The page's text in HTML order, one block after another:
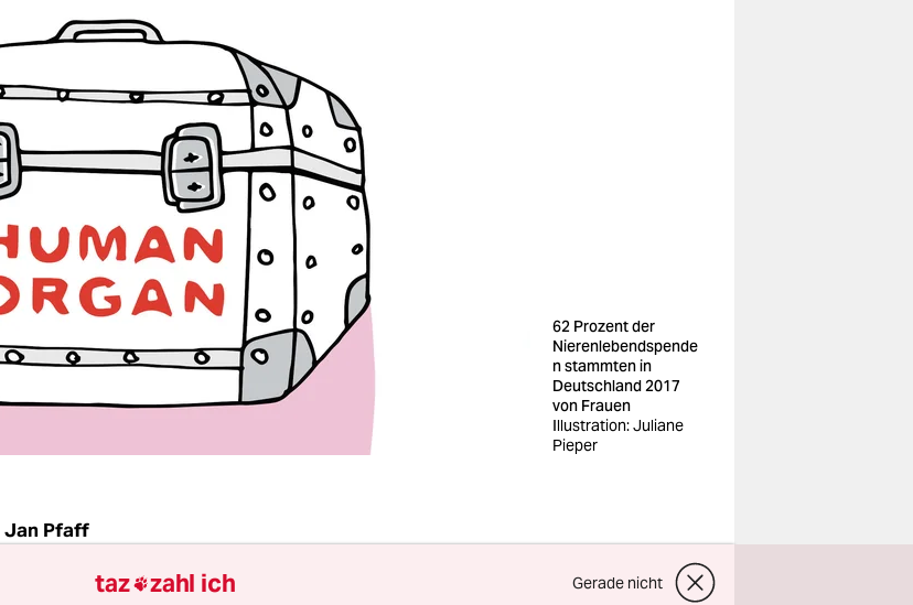
62 Prozent der
Nierenlebendspende
n stammten in
Deutschland 2017
von Frauen
Illustration: Juliane
Pieper
Jan Pfaff
taz zahl ich Gerade nicht